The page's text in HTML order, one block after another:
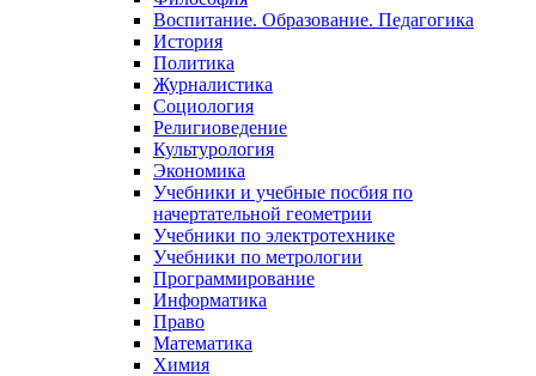
Воспитание. Образование. Педагогика
История
Политика
Журналистика
Социология
Религиоведение
Культурология
Экономика
Учебники и учебные посбия по
начертательной геометрии
Учебники по электротехнике
Учебники по метрологии
Программирование
Информатика
Право
Математика
Химия